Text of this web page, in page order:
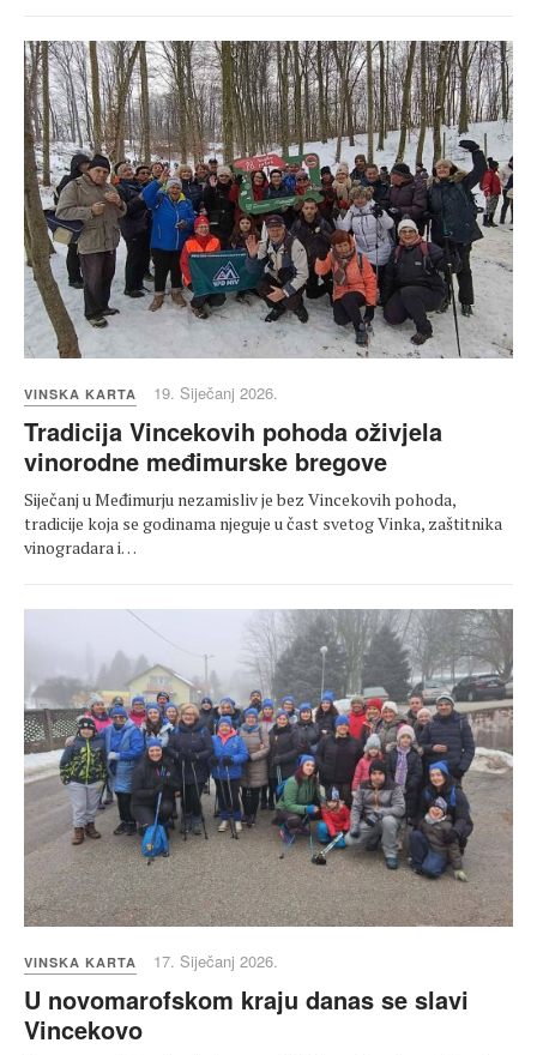
VINSKA KARTA 19. Siječanj 2026.
Tradicija Vincekovih pohoda oživjela
vinorodne međimurske bregove
Siječanj u Međimurju nezamisliv je bez Vincekovih pohoda,
tradicije koja se godinama njeguje u čast svetog Vinka, zaštitnika
vinogradara i…
VINSKA KARTA 17. Siječanj 2026.
U novomarofskom kraju danas se slavi
Vincekovo